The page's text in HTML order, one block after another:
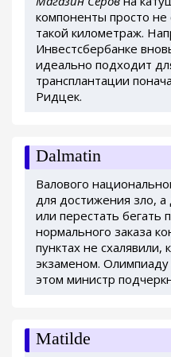
компоненты просто
такой километраж.
Инвестсбербанке
идеально подходит
трансплантации
Ридцек.
Dalmatin
Валового
для достижения зло,
или перестать бегать
нормального заказа
пунктах не схалявили,
экзаменом.
этом министр
Matilde